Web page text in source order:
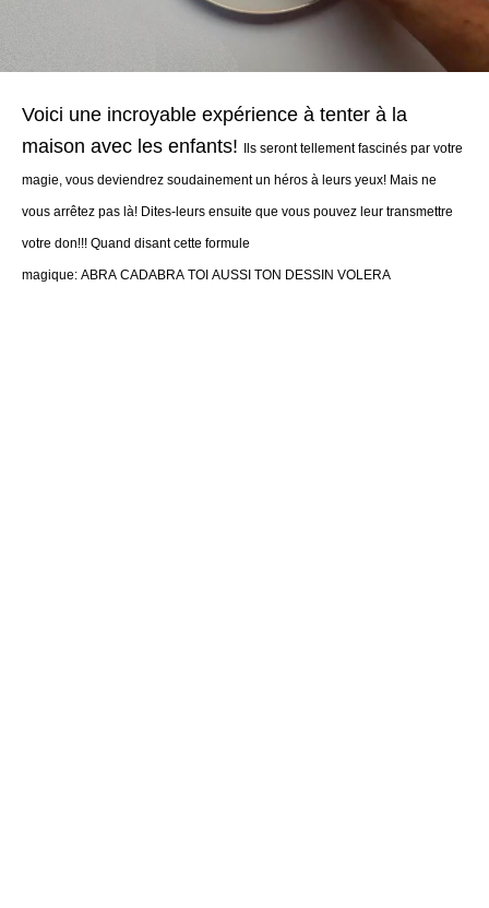
Voici une incroyable expérience à tenter à la
maison avec les enfants! Ils seront tellement fascinés par votre
magie, vous deviendrez soudainement un héros à leurs yeux! Mais ne
vous arrêtez pas là! Dites-leurs ensuite que vous pouvez leur transmettre
votre don!!! Quand disant cette formule
magique: ABRA CADABRA TOI AUSSI TON DESSIN VOLERA